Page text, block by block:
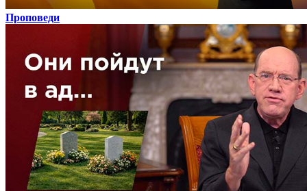
Проповеди